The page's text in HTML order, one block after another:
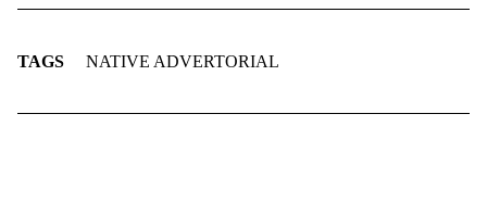
TAGS NATIVE ADVERTORIAL